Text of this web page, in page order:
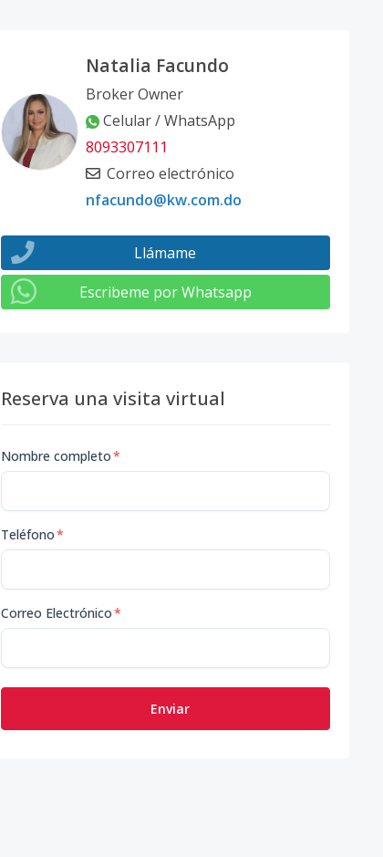
Natalia Facundo
Broker Owner
Celular / WhatsApp
8093307111
Correo electrónico
nfacundo@kw.com.do
Llámame
Escribeme por Whatsapp
Reserva una visita virtual
Nombre completo*
Teléfono*
Correo Electrónico*
Enviar